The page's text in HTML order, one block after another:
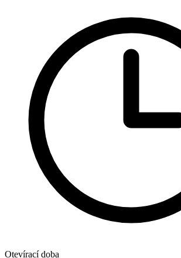
Otevírací doba